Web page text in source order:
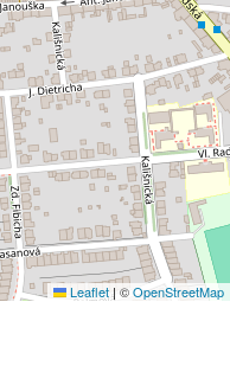
Leaflet | ©OpenStreetMap